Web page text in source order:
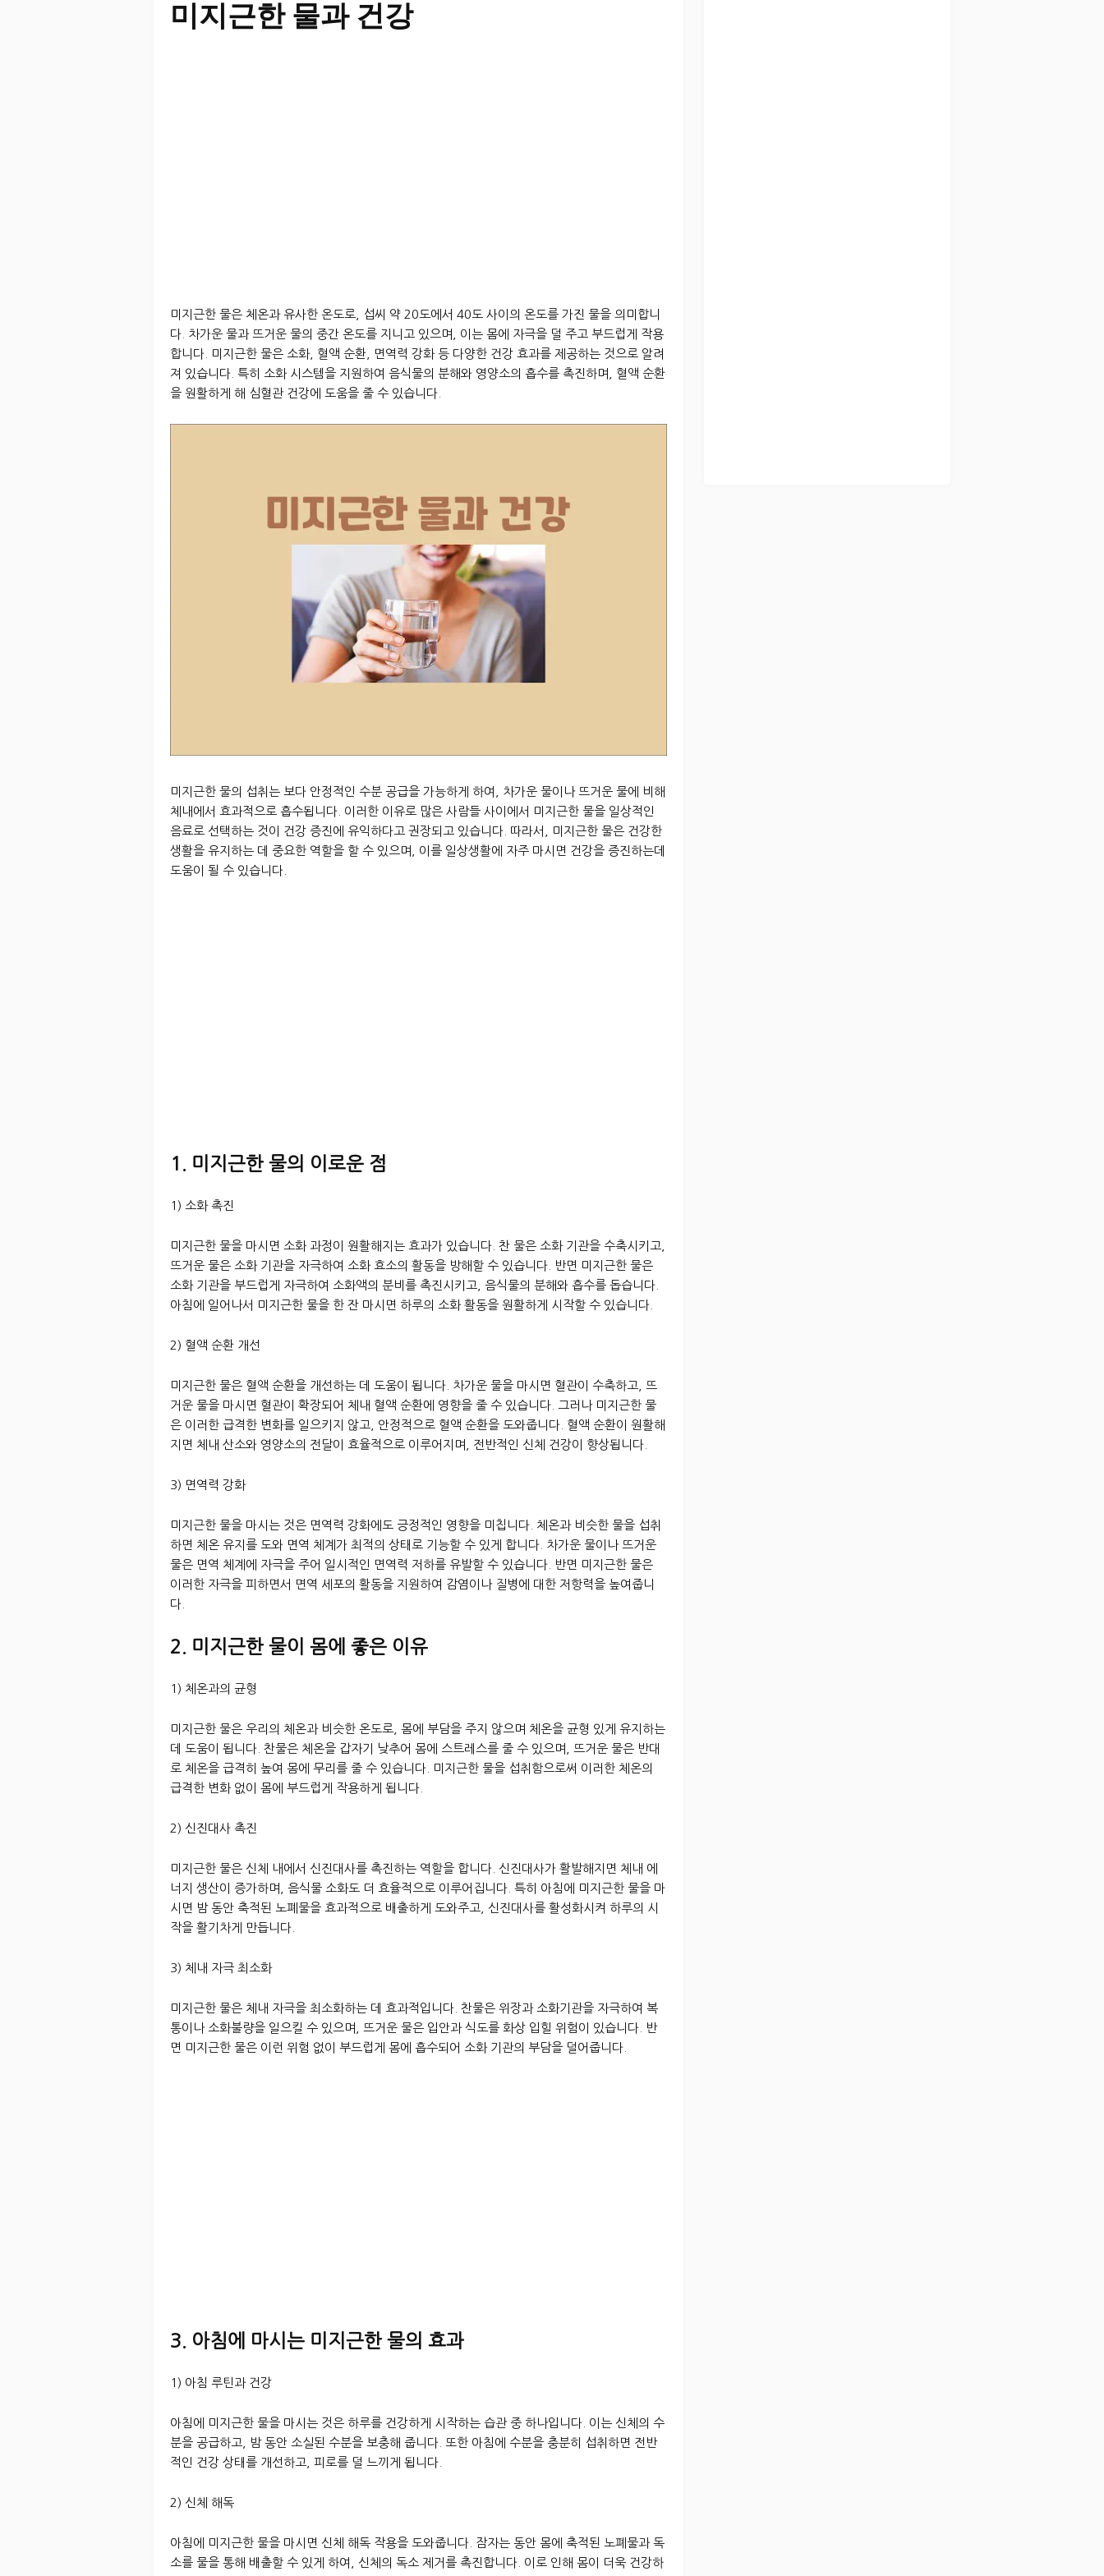
미지근한 물과 건강
미지근한 물은 체온과 유사한 온도로, 섭씨 약 20도에서 40도 사이의 온도를 가진 물을 의미합니
다. 차가운 물과 뜨거운 물의 중간 온도를 지니고 있으며, 이는 몸에 자극을 덜 주고 부드럽게 작용
합니다. 미지근한 물은 소화, 혈액 순환, 면역력 강화 등 다양한 건강 효과를 제공하는 것으로 알려
져 있습니다. 특히 소화 시스템을 지원하여 음식물의 분해와 영양소의 흡수를 촉진하며, 혈액 순환
을 원활하게 해 심혈관 건강에 도움을 줄 수 있습니다.
미지근한 물의 섭취는 보다 안정적인 수분 공급을 가능하게 하여, 차가운 물이나 뜨거운 물에 비해
체내에서 효과적으로 흡수됩니다. 이러한 이유로 많은 사람들 사이에서 미지근한 물을 일상적인
음료로 선택하는 것이 건강 증진에 유익하다고 권장되고 있습니다. 따라서, 미지근한 물은 건강한
생활을 유지하는 데 중요한 역할을 할 수 있으며, 이를 일상생활에 자주 마시면 건강을 증진하는데
도움이 될 수 있습니다.
1. 미지근한 물의 이로운 점
1) 소화 촉진
미지근한 물을 마시면 소화 과정이 원활해지는 효과가 있습니다. 찬 물은 소화 기관을 수축시키고,
뜨거운 물은 소화 기관을 자극하여 소화 효소의 활동을 방해할 수 있습니다. 반면 미지근한 물은
소화 기관을 부드럽게 자극하여 소화액의 분비를 촉진시키고, 음식물의 분해와 흡수를 돕습니다.
아침에 일어나서 미지근한 물을 한 잔 마시면 하루의 소화 활동을 원활하게 시작할 수 있습니다.
2) 혈액 순환 개선
미지근한 물은 혈액 순환을 개선하는 데 도움이 됩니다. 차가운 물을 마시면 혈관이 수축하고, 뜨
거운 물을 마시면 혈관이 확장되어 체내 혈액 순환에 영향을 줄 수 있습니다. 그러나 미지근한 물
은 이러한 급격한 변화를 일으키지 않고, 안정적으로 혈액 순환을 도와줍니다. 혈액 순환이 원활해
지면 체내 산소와 영양소의 전달이 효율적으로 이루어지며, 전반적인 신체 건강이 향상됩니다.
3) 면역력 강화
미지근한 물을 마시는 것은 면역력 강화에도 긍정적인 영향을 미칩니다. 체온과 비슷한 물을 섭취
하면 체온 유지를 도와 면역 체계가 최적의 상태로 기능할 수 있게 합니다. 차가운 물이나 뜨거운
물은 면역 체계에 자극을 주어 일시적인 면역력 저하를 유발할 수 있습니다. 반면 미지근한 물은
이러한 자극을 피하면서 면역 세포의 활동을 지원하여 감염이나 질병에 대한 저항력을 높여줍니
다.
2. 미지근한 물이 몸에 좋은 이유
1) 체온과의 균형
미지근한 물은 우리의 체온과 비슷한 온도로, 몸에 부담을 주지 않으며 체온을 균형 있게 유지하는
데 도움이 됩니다. 찬물은 체온을 갑자기 낮추어 몸에 스트레스를 줄 수 있으며, 뜨거운 물은 반대
로 체온을 급격히 높여 몸에 무리를 줄 수 있습니다. 미지근한 물을 섭취함으로써 이러한 체온의
급격한 변화 없이 몸에 부드럽게 작용하게 됩니다.
2) 신진대사 촉진
미지근한 물은 신체 내에서 신진대사를 촉진하는 역할을 합니다. 신진대사가 활발해지면 체내 에
너지 생산이 증가하며, 음식물 소화도 더 효율적으로 이루어집니다. 특히 아침에 미지근한 물을 마
시면 밤 동안 축적된 노폐물을 효과적으로 배출하게 도와주고, 신진대사를 활성화시켜 하루의 시
작을 활기차게 만듭니다.
3) 체내 자극 최소화
미지근한 물은 체내 자극을 최소화하는 데 효과적입니다. 찬물은 위장과 소화기관을 자극하여 복
통이나 소화불량을 일으킬 수 있으며, 뜨거운 물은 입안과 식도를 화상 입힐 위험이 있습니다. 반
면 미지근한 물은 이런 위험 없이 부드럽게 몸에 흡수되어 소화 기관의 부담을 덜어줍니다.
3. 아침에 마시는 미지근한 물의 효과
1) 아침 루틴과 건강
아침에 미지근한 물을 마시는 것은 하루를 건강하게 시작하는 습관 중 하나입니다. 이는 신체의 수
분을 공급하고, 밤 동안 소실된 수분을 보충해 줍니다. 또한 아침에 수분을 충분히 섭취하면 전반
적인 건강 상태를 개선하고, 피로를 덜 느끼게 됩니다.
2) 신체 해독
아침에 미지근한 물을 마시면 신체 해독 작용을 도와줍니다. 잠자는 동안 몸에 축적된 노폐물과 독
소를 물을 통해 배출할 수 있게 하여, 신체의 독소 제거를 촉진합니다. 이로 인해 몸이 더욱 건강하